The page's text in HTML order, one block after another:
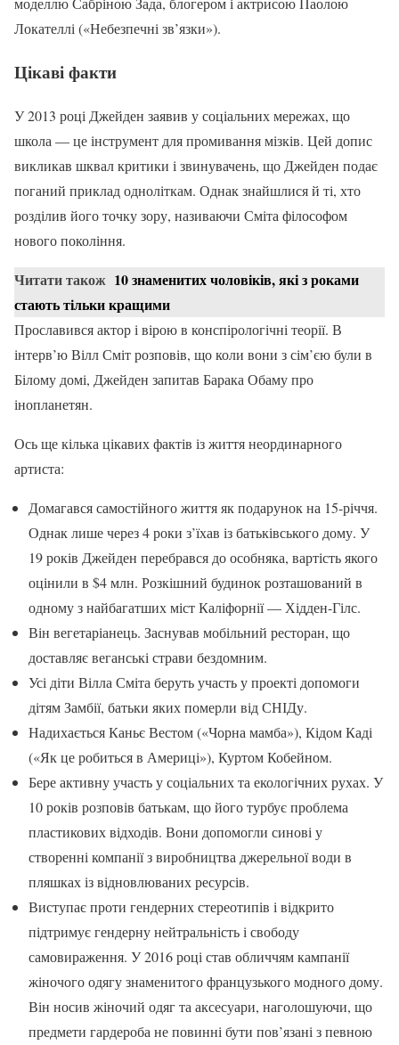
Локателлі («Небезпечні зв’язки»).
Цікаві факти
У 2013 році Джейден заявив у соціальних мережах, що
школа — це інструмент для промивання мізків. Цей допис
викликав шквал критики і звинувачень, що Джейден подає
поганий приклад одноліткам. Однак знайшлися й ті, хто
розділив його точку зору, називаючи Сміта філософом
нового покоління.
Читати також 10 знаменитих чоловіків, які з роками
стають тільки кращими
Прославився актор і вірою в конспірологічні теорії. В
інтерв’ю Вілл Сміт розповів, що коли вони з сім’єю були в
Білому домі, Джейден запитав Барака Обаму про
інопланетян.
Ось ще кілька цікавих фактів із життя неординарного
артиста:
Домагався самостійного життя як подарунок на 15-річчя.
Однак лише через 4 роки з’їхав із батьківського дому. У
19 років Джейден перебрався до особняка, вартість якого
оцінили в $4 млн. Розкішний будинок розташований в
одному з найбагатших міст Каліфорнії — Хідден-Гілс.
Він вегетаріанець. Заснував мобільний ресторан, що
доставляє веганські страви бездомним.
Усі діти Вілла Сміта беруть участь у проекті допомоги
дітям Замбії, батьки яких померли від СНІДу.
Надихається Каньє Вестом («Чорна мамба»), Кідом Каді
(«Як це робиться в Америці»), Куртом Кобейном.
Бере активну участь у соціальних та екологічних рухах. У
10 років розповів батькам, що його турбує проблема
пластикових відходів. Вони допомогли синові у
створенні компанії з виробництва джерельної води в
пляшках із відновлюваних ресурсів.
Виступає проти гендерних стереотипів і відкрито
підтримує гендерну нейтральність і свободу
самовираження. У 2016 році став обличчям кампанії
жіночого одягу знаменитого французького модного дому.
Він носив жіночий одяг та аксесуари, наголошуючи, що
предмети гардероба не повинні бути пов’язані з певною